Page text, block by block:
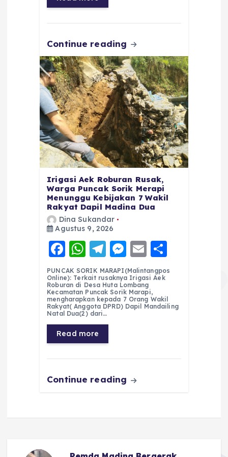
o
k
p m
Continue reading
Irigasi Aek Roburan Rusak,
Warga Puncak Sorik Merapi
Menunggu Kebijakan 7 Wakil
Rakyat Dapil Madina Dua
Dina Sukandar
Agustus 9, 2026
F
a
c
e
b
o
o
k
W
h
a
ts
A
p
p
T
el
e
g
r
a
m
M
e
ss
e
n
E
m
ai
l
h
re
PUNCAK SORIK MARAPI(Malintangpos
Online): Terkait rusaknya Irigasi Aek
Roburan di Desa Huta Lombang
Kecamatan Puncak Sorik Marapi,
mengharapkan kepada 7 Orang Wakil
Rakyat( Anggota DPRD) Dapil Mandailing
Natal Dua(2) dari…
Read more
Continue reading